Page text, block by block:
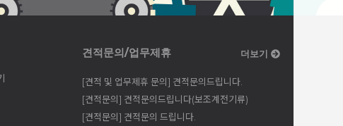
견적문의/업무제휴 더보기
[견적 및 업무제휴 문의] 견적문의드립니다.
[견적문의] 견적문의드립니다(보조계전기류)
[견적문의] 견적문의 드립니다.